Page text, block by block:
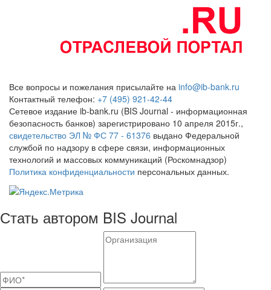
Все вопросы и пожелания присылайте на info@ib-bank.ru
Контактный телефон: +7 (495) 921-42-44
Сетевое издание ib-bank.ru (BIS Journal - информационная
безопасность банков) зарегистрировано 10 апреля 2015г.,
свидетельство ЭЛ № ФС 77 - 61376 выдано Федеральной
службой по надзору в сфере связи, информационных
технологий и массовых коммуникаций (Роскомнадзор)
Политика конфиденциальности персональных данных.
Стать автором BIS Journal